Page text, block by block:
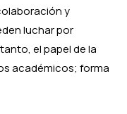
y
luchar por
el papel de la
académicos; forma